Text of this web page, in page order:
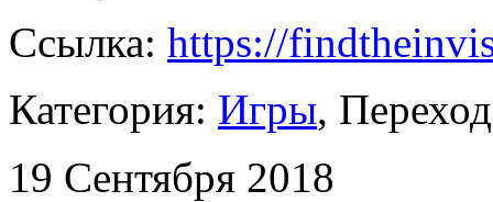
Ссылка: https://
Категория: Игры ,
19 Сентября 2018